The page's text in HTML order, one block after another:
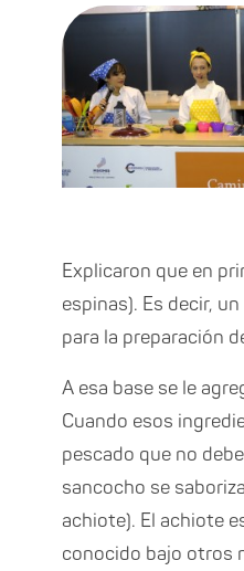
Explicaron que en
espinas). Es decir,
para la preparación
A esa base se le
Cuando esos
pescado que no
sancocho se
achiote). El achiote
conocido bajo otros